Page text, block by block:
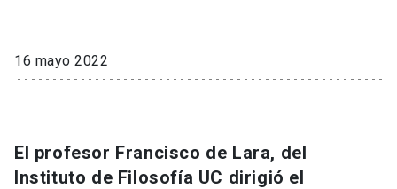
Extensión
Universidad
16 mayo 2022
El profesor Francisco de Lara, del
Instituto de Filosofía UC dirigió el